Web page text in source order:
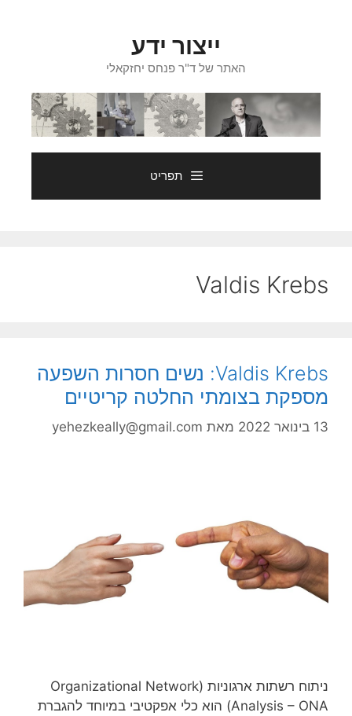
ייצור ידע
האתר של ד"ר פנחס יחזקאלי
תפריט
Valdis Krebs
Valdis Krebs: נשים חסרות השפעה
מספקת בצומתי החלטה קריטיים
13 בינואר 2022 מאת yehezkeally@gmail.com
ניתוח רשתות ארגוניות (Organizational Network
Analysis – ONA) הוא כלי אפקטיבי במיוחד להגברת